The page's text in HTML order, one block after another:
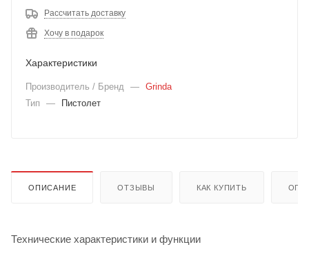
Рассчитать доставку
Хочу в подарок
Характеристики
Производитель / Бренд — Grinda
Тип
— Пистолет
ОПИСАНИЕ ОТЗЫВЫ КАК КУПИТЬ
Технические характеристики и функции